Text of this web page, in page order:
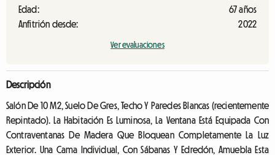
Edad:
67 años
Anfitrión desde:
2022
Ver evaluaciones
Descripción
Salón De 10 M2, Suelo De Gres, Techo Y Paredes Blancas (recientemente
Repintado). La Habitación Es Luminosa, La Ventana Está Equipada Con
Contraventanas De Madera Que Bloquean Completamente La Luz
Exterior. Una Cama Individual, Con Sábanas Y Edredón, Amuebla Esta